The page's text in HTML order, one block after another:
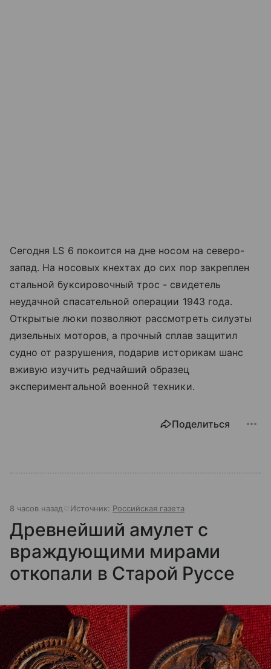
Сегодня LS 6 покоится на дне носом на северо-
запад. На носовых кнехтах до сих пор закреплен
стальной буксировочный трос - свидетель
неудачной спасательной операции 1943 года.
Открытые люки позволяют рассмотреть силуэты
дизельных моторов, а прочный сплав защитил
судно от разрушения, подарив историкам шанс
вживую изучить редчайший образец
экспериментальной военной техники.
Поделиться
8 часов назад Источник: Российская газета
Древнейший амулет с
враждующими мирами
откопали в Старой Руссе